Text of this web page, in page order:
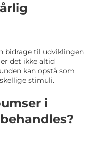
bidrage til udviklingen
det ikke altid
kan opstå som
stimuli.
i